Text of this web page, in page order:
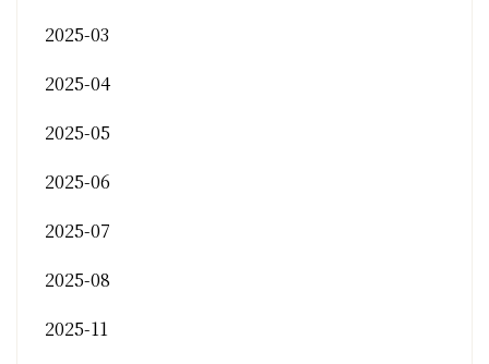
2025-03
2025-04
2025-05
2025-06
2025-07
2025-08
2025-11